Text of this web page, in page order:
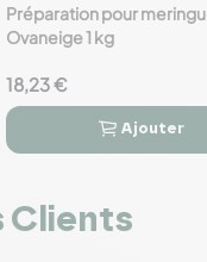
favorite_border
Préparation pour
Ovaneige 1 kg
18,23 €
 
Ajouter
Clients